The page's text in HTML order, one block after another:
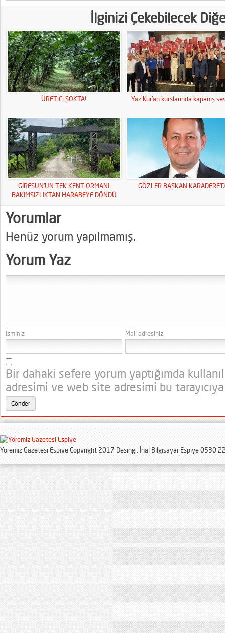
İlginizi Çekebilecek
ÜRETiCi ŞOKTA! Yaz Kur’an kurslarında kapanış
GİRESUN’UN TEK KENT ORMANI
BAKIMSIZLIKTAN HARABEYE DÖNDÜ
GÖZLER BAŞKAN
Yorumlar
Henüz yorum yapılmamış.
Yorum Yaz
İsminiz Mail adresiniz
Bir dahaki sefere yorum yaptığımda
adresimi ve web site adresimi bu
Yöremiz Gazetesi Espiye Copyright 2017 Desing : İnal Bilgisayar Espiye 0530